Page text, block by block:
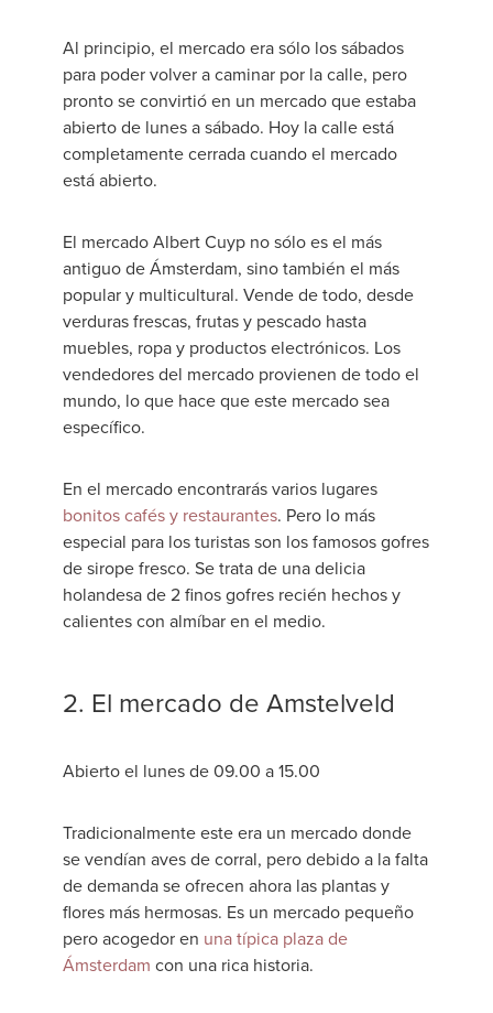
Al principio, el mercado era sólo los sábados
para poder volver a caminar por la calle, pero
pronto se convirtió en un mercado que estaba
abierto de lunes a sábado. Hoy la calle está
completamente cerrada cuando el mercado
está abierto.
El mercado Albert Cuyp no sólo es el más
antiguo de Ámsterdam, sino también el más
popular y multicultural. Vende de todo, desde
verduras frescas, frutas y pescado hasta
muebles, ropa y productos electrónicos. Los
vendedores del mercado provienen de todo el
mundo, lo que hace que este mercado sea
específico.
En el mercado encontrarás varios lugares
bonitos cafés y restaurantes. Pero lo más
especial para los turistas son los famosos gofres
de sirope fresco. Se trata de una delicia
holandesa de 2 finos gofres recién hechos y
calientes con almíbar en el medio.
2. El mercado de Amstelveld
Abierto el lunes de 09.00 a 15.00
Tradicionalmente este era un mercado donde
se vendían aves de corral, pero debido a la falta
de demanda se ofrecen ahora las plantas y
flores más hermosas. Es un mercado pequeño
pero acogedor en una típica plaza de
Ámsterdam con una rica historia.